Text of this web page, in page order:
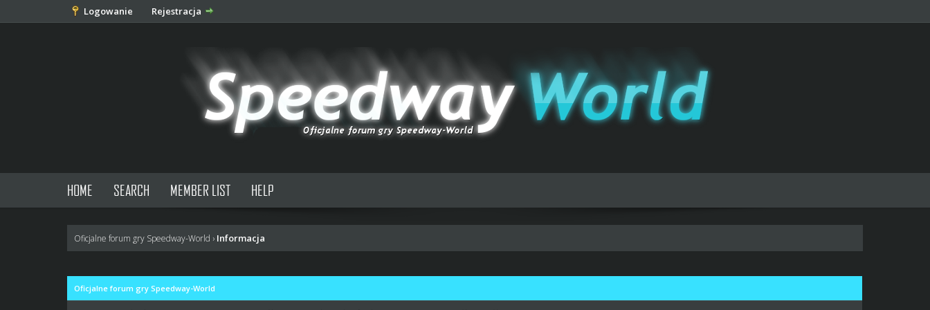
Logowanie Rejestracja
HOME SEARCH MEMBER LIST HELP
Oficjalne forum gry Speedway-World › Informacja
Oficjalne forum gry Speedway-World